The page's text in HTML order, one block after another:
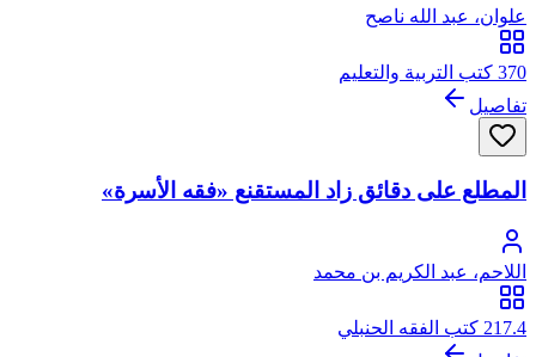
علوان، عبد الله ناصح
370 كتب التربية والتعليم
تفاصيل
المطلع على دقائق زاد المستقنع «فقه الأسرة»
اللاحم، عبد الكريم بن محمد
217.4 كتب الفقه الحنبلي